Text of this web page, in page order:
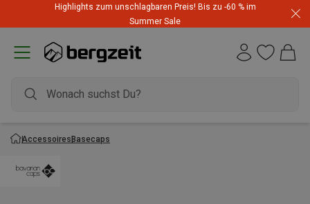
Highlights zum unschlagbaren Preis! Bis zu -60 % im
Summer Sale
AccessoiresBasecaps